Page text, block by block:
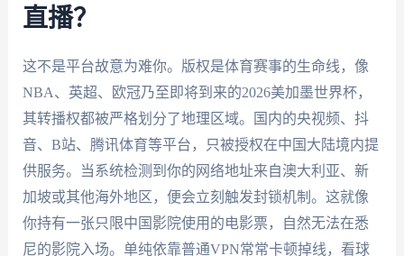
直播？
这不是平台故意为难你。版权是体育赛事的生命线，像
NBA、英超、欧冠乃至即将到来的2026美加墨世界杯，
其转播权都被严格划分了地理区域。国内的央视频、抖
音、B站、腾讯体育等平台，只被授权在中国大陆境内提
供服务。当系统检测到你的网络地址来自澳大利亚、新
加坡或其他海外地区，便会立刻触发封锁机制。这就像
你持有一张只限中国影院使用的电影票，自然无法在悉
尼的影院入场。单纯依靠普通VPN常常卡顿掉线，看球